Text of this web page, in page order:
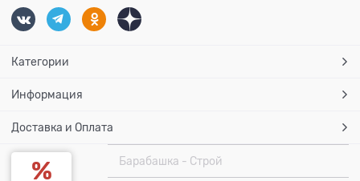
Категории
Информация
Доставка и Оплата
Барабашка - Строй